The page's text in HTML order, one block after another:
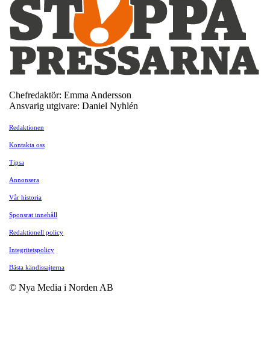
Chefredaktör: Emma Andersson
Ansvarig utgivare: Daniel Nyhlén
Redaktionen
Kontakta oss
Tipsa
Annonsera
Vår historia
Sponsrat innehåll
Redaktionell policy
Integritetspolicy
Bästa kändissajterna
© Nya Media i Norden AB